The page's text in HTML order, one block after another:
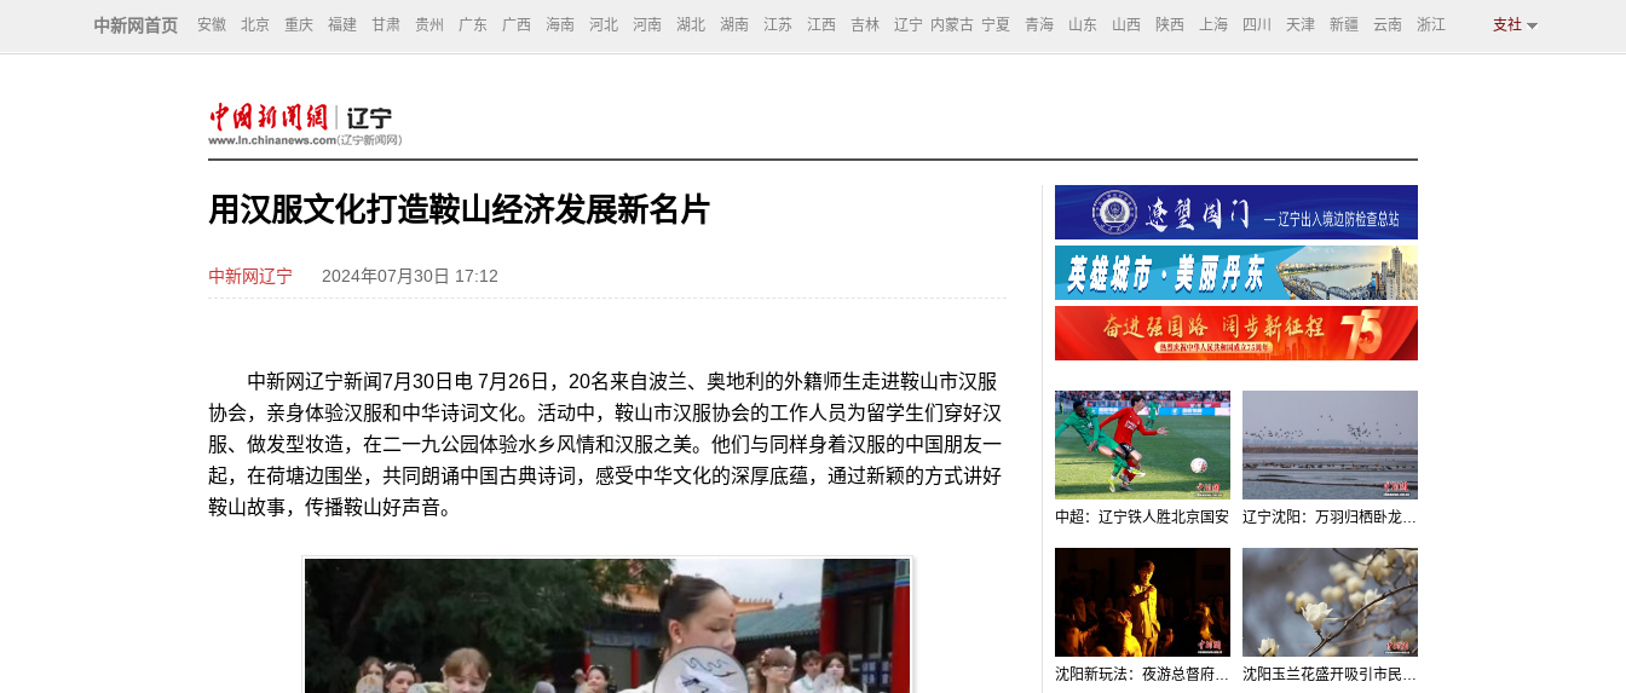
中新网首页 安徽 北京 重庆 福建 甘肃 贵州 广东 广西 海南 河北 河南 湖北 湖南 江苏 江西 吉林 辽宁 内蒙古 宁夏 青海 山东 山西 陕西 上海 四川 天津 新疆 云南 浙江 支社
用汉服文化打造鞍山经济发展新名片
中新网辽宁 2024年07月30日 17:12
中新网辽宁新闻7月30日电 7月26日，20名来自波兰、奥地利的外籍师生走进鞍山市汉服
协会，亲身体验汉服和中华诗词文化。活动中，鞍山市汉服协会的工作人员为留学生们穿好汉
服、做发型妆造，在二一九公园体验水乡风情和汉服之美。他们与同样身着汉服的中国朋友一
起，在荷塘边围坐，共同朗诵中国古典诗词，感受中华文化的深厚底蕴，通过新颖的方式讲好
鞍山故事，传播鞍山好声音。
中超：辽宁铁人胜北京国安 辽宁沈阳：万羽归栖卧龙湖看群鸟齐飞
沈阳新玩法：夜游总督府，当一回“赴宴者” 沈阳玉兰花盛开吸引市民打卡